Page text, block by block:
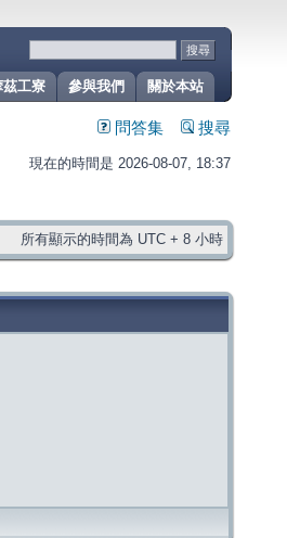
關於本站
參與我們
茲工寮
問答集 搜尋
現在的時間是 2026-08-07, 18:37
所有顯示的時間為 UTC + 8 小時